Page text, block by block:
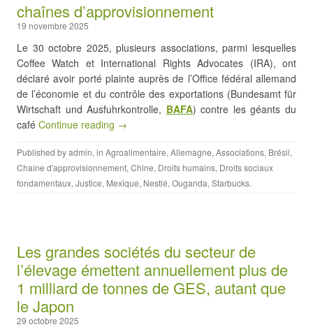
chaînes d’approvisionnement
19 novembre 2025
Le 30 octobre 2025, plusieurs associations, parmi lesquelles
Coffee Watch et International Rights Advocates (IRA), ont
déclaré avoir porté plainte auprès de l’Office fédéral allemand
de l’économie et du contrôle des exportations (Bundesamt für
Wirtschaft und Ausfuhrkontrolle, BAFA) contre les géants du
café Continue reading →
Published byadmin, in Agroalimentaire, Allemagne, Associations, Brésil,
Chaîne d'approvisionnement, Chine, Droits humains, Droits sociaux
fondamentaux, Justice, Mexique, Nestlé, Ouganda, Starbucks.
Les grandes sociétés du secteur de
l’élevage émettent annuellement plus de
1 milliard de tonnes de GES, autant que
le Japon
29 octobre 2025